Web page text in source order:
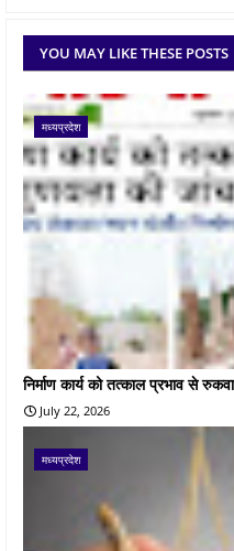
YOU MAY LIKE THESE POSTS
मध्यप्रदेश
निर्माण कार्य को तत्काल प्रभाव से
July 22, 2026
मध्यप्रदेश